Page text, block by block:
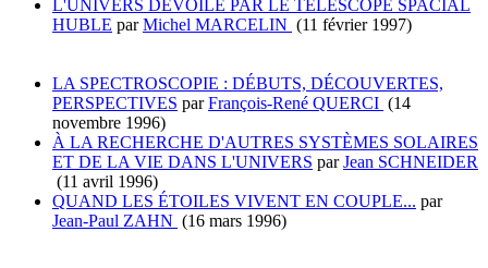
L'UNIVERS DÉVOILÉ PAR LE TÉLESCOPE SPACIAL
HUBLE parMichel MARCELIN (11 février 1997)
LA SPECTROSCOPIE : DÉBUTS, DÉCOUVERTES,
PERSPECTIVES parFrançois-René QUERCI (14
novembre 1996)
À LA RECHERCHE D'AUTRES SYSTÈMES SOLAIRES
ET DE LA VIE DANS L'UNIVERS parJean SCHNEIDER
(11 avril 1996)
QUAND LES ÉTOILES VIVENT EN COUPLE... par
Jean-Paul ZAHN (16 mars 1996)